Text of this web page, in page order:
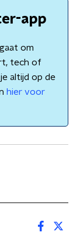
app
om
tech of
altijd op de
hier voor